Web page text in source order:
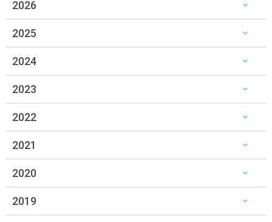
2026
2025
2024
2023
2022
2021
2020
2019